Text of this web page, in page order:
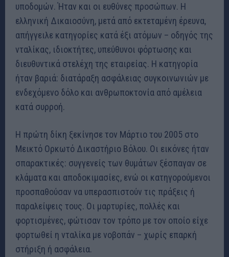
υποδομών. Ήταν και οι ευθύνες προσώπων. Η
ελληνική Δικαιοσύνη, μετά από εκτεταμένη έρευνα,
απήγγειλε κατηγορίες κατά έξι ατόμων – οδηγός της
νταλίκας, ιδιοκτήτες, υπεύθυνοι φόρτωσης και
διευθυντικά στελέχη της εταιρείας. Η κατηγορία
ήταν βαριά: διατάραξη ασφάλειας συγκοινωνιών με
ενδεχόμενο δόλο και ανθρωποκτονία από αμέλεια
κατά συρροή.
Η πρώτη δίκη ξεκίνησε τον Μάρτιο του 2005 στο
Μεικτό Ορκωτό Δικαστήριο Βόλου. Οι εικόνες ήταν
σπαρακτικές: συγγενείς των θυμάτων ξέσπαγαν σε
κλάματα και αποδοκιμασίες, ενώ οι κατηγορούμενοι
προσπαθούσαν να υπερασπιστούν τις πράξεις ή
παραλείψεις τους. Οι μαρτυρίες, πολλές και
φορτισμένες, φώτισαν τον τρόπο με τον οποίο είχε
φορτωθεί η νταλίκα με νοβοπάν – χωρίς επαρκή
στήριξη ή ασφάλεια.